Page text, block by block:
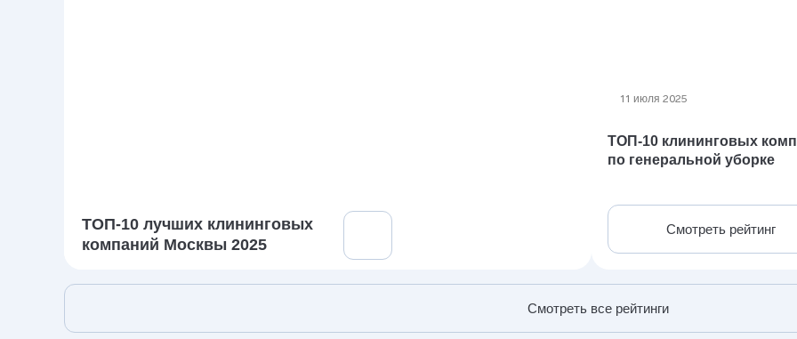
ТОП-10 лучших клининговых
компаний Москвы 2025
11 июля 2025
ТОП-10 клининговых
по генеральной уборке
Смотреть рейтинг
Смотреть все рейтинги